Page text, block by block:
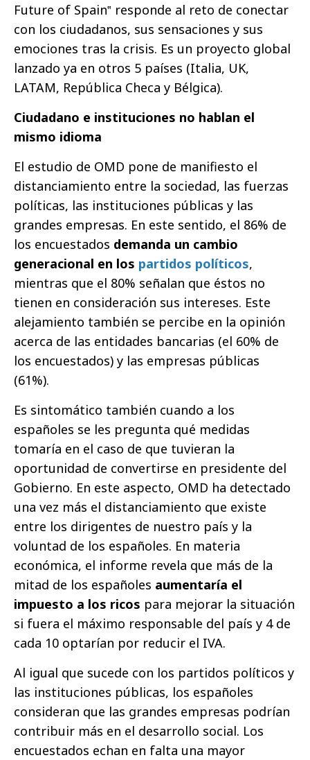
Future of Spain‟ responde al reto de conectar
con los ciudadanos, sus sensaciones y sus
emociones tras la crisis. Es un proyecto global
lanzado ya en otros 5 países (Italia, UK,
LATAM, República Checa y Bélgica).
Ciudadano e instituciones no hablan el
mismo idioma
El estudio de OMD pone de manifiesto el
distanciamiento entre la sociedad, las fuerzas
políticas, las instituciones públicas y las
grandes empresas. En este sentido, el 86% de
los encuestados demanda un cambio
generacional en los partidos políticos,
mientras que el 80% señalan que éstos no
tienen en consideración sus intereses. Este
alejamiento también se percibe en la opinión
acerca de las entidades bancarias (el 60% de
los encuestados) y las empresas públicas
(61%).
Es sintomático también cuando a los
españoles se les pregunta qué medidas
tomaría en el caso de que tuvieran la
oportunidad de convertirse en presidente del
Gobierno. En este aspecto, OMD ha detectado
una vez más el distanciamiento que existe
entre los dirigentes de nuestro país y la
voluntad de los españoles. En materia
económica, el informe revela que más de la
mitad de los españoles aumentaría el
impuesto a los ricos para mejorar la situación
si fuera el máximo responsable del país y 4 de
cada 10 optarían por reducir el IVA.
Al igual que sucede con los partidos políticos y
las instituciones públicas, los españoles
consideran que las grandes empresas podrían
contribuir más en el desarrollo social. Los
encuestados echan en falta una mayor